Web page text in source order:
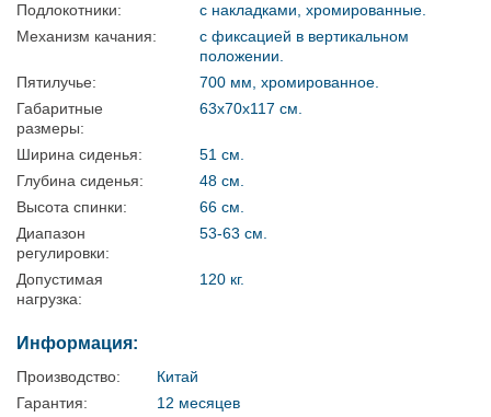
Подлокотники:
с накладками, хромированные.
Механизм качания:
с фиксацией в вертикальном
положении.
Пятилучье:
700 мм, хромированное.
Габаритные
размеры:
63х70х117 см.
Ширина сиденья:
51 см.
Глубина сиденья:
48 см.
Высота спинки:
66 см.
Диапазон
регулировки:
53-63 см.
Допустимая
нагрузка:
120 кг.
Информация:
Производство:
Китай
Гарантия:
12 месяцев